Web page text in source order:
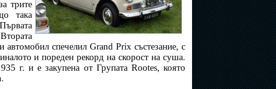
трите
така
автомобил спечелил Grand Prix състезание, с
и пореден рекорд на скорост на суша.
г. и е закупена от Групата Rootes, която